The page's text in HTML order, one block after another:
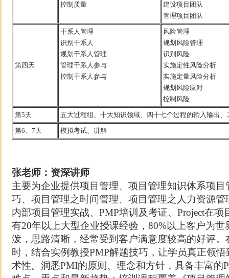
控制质量
建设项目团队
管理项目团队
第四天
干系人管理
识别干系人
规划干系人管理
管理干系人参与
控制干系人参与
风险管理
规划风险管理
识别风险
实施定性风险分析
实施定量风险分析
规划风险应对
控制风险
第5天 五大过程组、十大知识领域、四十七个过程的输入输出
第6、7天 模拟考试、讲解
张老师：资深讲师
主要为企业提供项目管理、项目管理知识体系项
巧、项目管理之时间管理、项目管理之人力资源
内部项目管理实战、PMP培训及考证、Project在
有20年以上大型企业授课经验，80%以上客户为
泼，思路清晰，经常受到客户满意度较高的好评。
时，结合实例教授PMP解题技巧，让学员真正领
术性。洞悉PMI的原则、理念和方针，具备丰富的